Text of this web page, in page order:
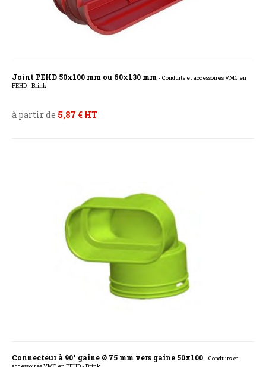
Joint PEHD 50x100 mm ou 60x130 mm - Conduits et accessoires VMC en
PEHD - Brink
à partir de 5,87 € HT
Connecteur à 90° gaine Ø 75 mm vers gaine 50x100 - Conduits et